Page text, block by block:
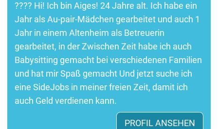
???? Hi! Ich bin Aiges! 24 Jahre alt. Ich habe ein
Jahr als Au-pair-Mädchen gearbeitet und auch 1
Jahr in einem Altenheim als Betreuerin
gearbeitet, in der Zwischen Zeit habe ich auch
Babysitting gemacht bei verschiedenen Familien
und hat mir Spaß gemacht Und jetzt suche ich
eine SideJobs in meiner freien Zeit, damit ich
auch Geld verdienen kann.
PROFIL ANSEHEN